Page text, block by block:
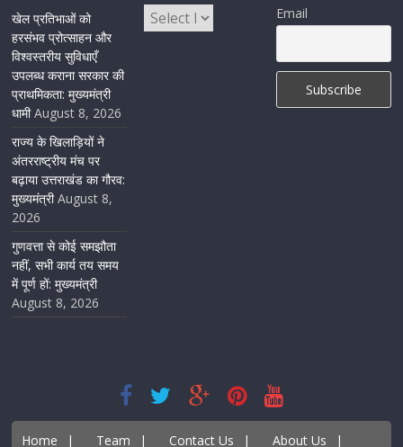
केंद्रीय रेल मंत्री ने मुख्यमंत्री के अनुरोध पर बनबसा रेलवे स्टेशन पर
अमृतसर–टनकपुर एक्सप्रेस के ठहराव को स्वीकृति
खेल प्रतिभाओं को
हरसंभव प्रोत्साहन और
विश्वस्तरीय सुविधाएँ
उपलब्ध कराना सरकार की
प्राथमिकता: मुख्यमंत्री
धामी August 8, 2026
राज्य के खिलाड़ियों ने
अंतरराष्ट्रीय मंच पर
बढ़ाया उत्तराखंड का गौरव:
मुख्यमंत्री August 8,
2026
गुणवत्ता से कोई समझौता
नहीं, सभी कार्य तय समय
में पूर्ण हों: मुख्यमंत्री
August 8, 2026
Email
Home | Team | Contact Us | About Us |